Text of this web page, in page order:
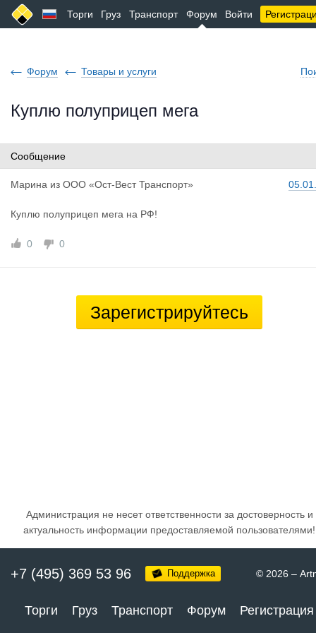
Торги Груз Транспорт Форум Войти
Форум Товары и услуги
Куплю полуприцеп мега
Сообщение
Марина из ООО «Ост-Вест Транспорт»
Куплю полуприцеп мега на РФ!
0 0
Зарегистрируйтесь
Администрация не несет ответственности за достоверность и
актуальность информации предоставляемой пользователями!
+7 (495) 369 53 96 Поддержка © 2026 –
Торги Груз Транспорт Форум Регистрация